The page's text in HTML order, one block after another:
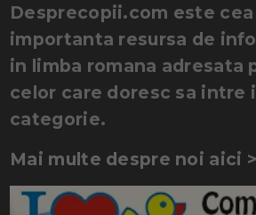
Desprecopii.com este cea
importanta resursa de
in limba romana adresata
celor care doresc sa intre
categorie.
Mai multe despre noi aici